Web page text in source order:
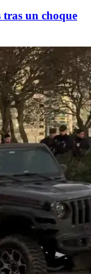
tras un choque